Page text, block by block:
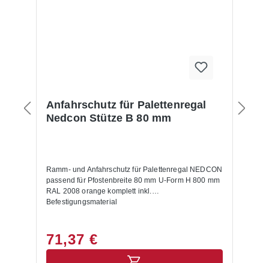
Anfahrschutz für Palettenregal
Nedcon Stütze B 80 mm
Ramm- und Anfahrschutz für Palettenregal NEDCON
passend für Pfostenbreite 80 mm U-Form H 800 mm
RAL 2008 orange komplett inkl.
Befestigungsmaterial
71,37 €